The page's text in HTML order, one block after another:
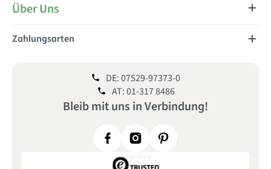
Über Uns
Zahlungsarten
Bleib mit uns inVerbindung!
DE: 07529-97373-0
AT: 01-317 8486